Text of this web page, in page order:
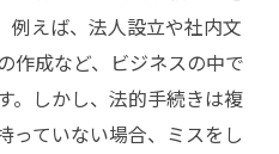
例えば、法人設立や社内文
作成など、ビジネスの中で
。しかし、法的手続きは複
っていない場合、ミスをし